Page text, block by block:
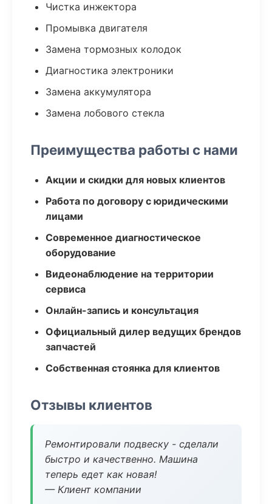
Чистка инжектора
Промывка двигателя
Замена тормозных колодок
Диагностика электроники
Замена аккумулятора
Замена лобового стекла
Преимущества работы с нами
Акции и скидки для новых клиентов
Работа по договору с юридическими
лицами
Современное диагностическое
оборудование
Видеонаблюдение на территории
сервиса
Онлайн-запись и консультация
Официальный дилер ведущих брендов
запчастей
Собственная стоянка для клиентов
Отзывы клиентов
Ремонтировали подвеску - сделали
быстро и качественно. Машина
теперь едет как новая!
— Клиент компании